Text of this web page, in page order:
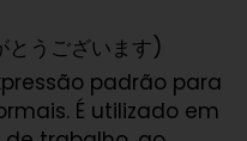
うございます)
padrão para
É utilizado em